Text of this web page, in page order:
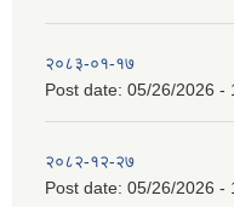
२०८३-०१-१७
Post date: 05/26/2026 -
२०८२-१२-२७
Post date: 05/26/2026 -